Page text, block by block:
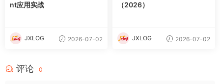
nt应用实战
JXLOG 2026-07-02
（2026）
JXLOG 2026-07-02
评论 0